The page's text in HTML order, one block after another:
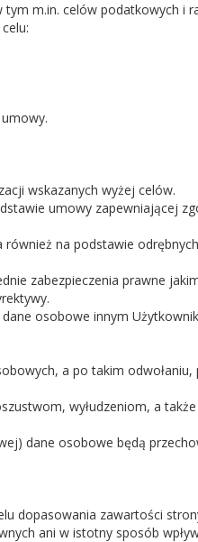
m.in. celów podatkowych i
wskazanych wyżej celów.
umowy zapewniającej
na podstawie
zabezpieczenia prawne
osobowe innym
a po takim
wyłudzeniom, a
dane osobowe będą
dopasowania zawartości
ani w istotny sposób